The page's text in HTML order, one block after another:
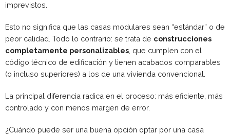
imprevistos.
Esto no significa que las casas modulares sean “estándar” o de
peor calidad. Todo lo contrario: se trata de construcciones
completamente personalizables , que cumplen con el
código técnico de edificación y tienen acabados comparables
(o incluso superiores) a los de una vivienda convencional.
La principal diferencia radica en el proceso: más eficiente, más
controlado y con menos margen de error.
¿Cuándo puede ser una buena opción optar por una casa